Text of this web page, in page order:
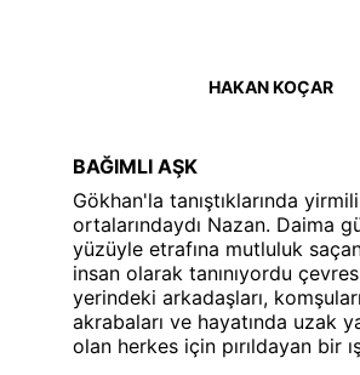
BAĞIMLI AŞK
Gökhan'la tanıştıklarında yirmili
ortalarındaydı Nazan. Daima
yüzüyle etrafına mutluluk
insan olarak tanınıyordu
yerindeki arkadaşları,
akrabaları ve hayatında uzak
olan herkes için pırıldayan bir
HAKAN KOÇAR